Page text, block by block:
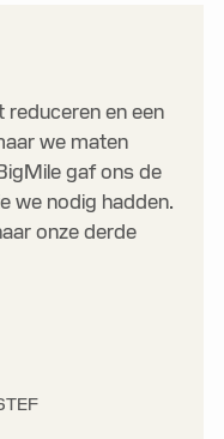
reduceren en een
we maten
gaf ons de
we nodig hadden.
onze derde